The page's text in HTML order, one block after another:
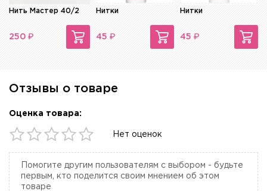
Нить Мастер 40/2
250 ₽
Нитки
45 ₽
Нитки
45 ₽
Отзывы о товаре
Оценка товара:
Нет оценок
Помогите другим пользователям с выбором - будьте
первым, кто поделится своим мнением об этом
товаре